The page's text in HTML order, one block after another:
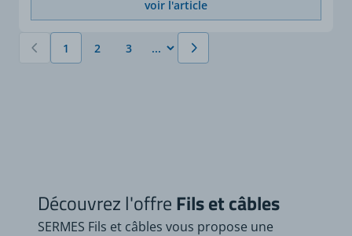
voir l'article
Vous lisez actuellement la page
1 Page
2 Page
3
Découvrez l'offreFils et câbles
SERMES Fils et câbles vous propose une